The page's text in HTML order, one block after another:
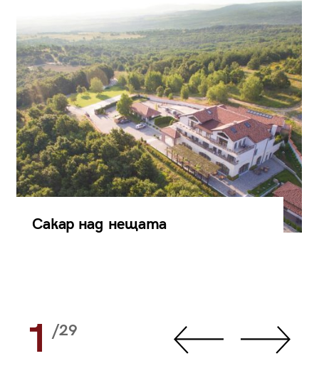
Сакар над нещата
1 /29